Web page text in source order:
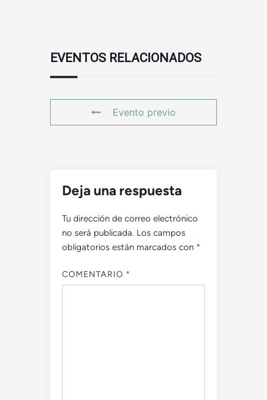
EVENTOS RELACIONADOS
Evento previo
Deja una respuesta
Tu dirección de correo electrónico
no será publicada. Los campos
obligatorios están marcados con *
COMENTARIO *